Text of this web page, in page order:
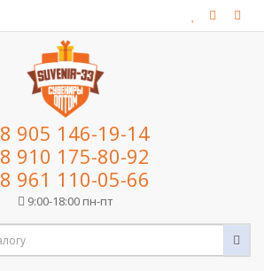
8 905 146-19-14
8 910 175-80-92
8 961 110-05-66
9:00-18:00 пн-пт